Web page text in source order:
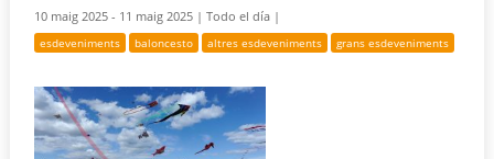
10 maig 2025 - 11 maig 2025 |Todo el día |
esdeveniments baloncesto altres esdeveniments grans esdeveniments